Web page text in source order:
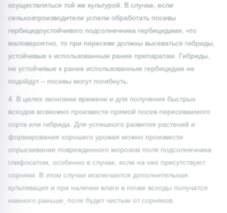
осуществляться той же культурой. В случае, если
сельхозпроизводители успели обработать посевы
гербицидоустойчивого подсолнечника гербицидами, что
маловероятно, то при пересеве должны высеваться гибриды,
устойчивые к использованным ранее препаратам. Гибриды,
не устойчивые к ранее использованным гербицидам не
подойдут – посевы могут погибнуть.
4. В целях экономии времени и для получения быстрых
всходов возможно произвести прямой посев пересеваемого
сорта или гибрида. Для успешного развития растений и
формирования хорошего урожая можно произвести
опрыскивание поврежденного морозом поля подсолнечника
глифосатом, особенно в случае, если на них присутствуют
сорняки. В этом случае исключается дополнительная
культивация и при наличии влаги в почве всходы получатся
намного раньше, поле будет чистым от сорняков.